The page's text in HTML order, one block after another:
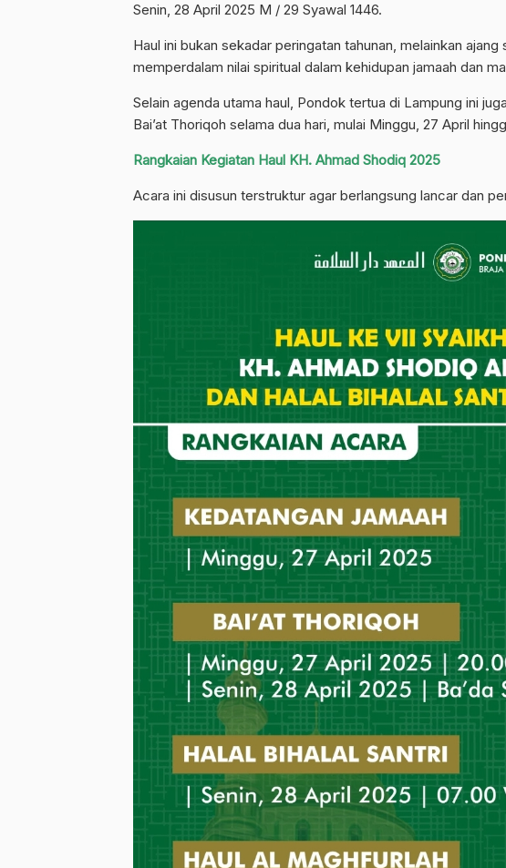
Senin, 28 April 2025 M / 29 Syawal 1446.
Haul ini bukan sekadar peringatan tahunan, melainkan
memperdalam nilai spiritual dalam kehidupan jamaah dan
Selain agenda utama haul, Pondok tertua di Lampung ini
Bai’at Thoriqoh selama dua hari, mulai Minggu, 27 April
Rangkaian Kegiatan Haul KH. Ahmad Shodiq 2025
Acara ini disusun terstruktur agar berlangsung lancar dan